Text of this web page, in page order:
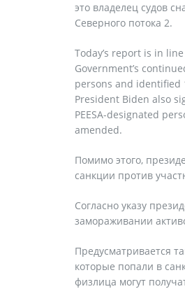
это владелец судов
Северного потока 2.
Today’s report is in
Government’s
persons and identified
President Biden also
PEESA-designated
amended.
Помимо этого,
санкции против
Согласно указу
замораживании
Предусматривается
которые попали в
физлица могут